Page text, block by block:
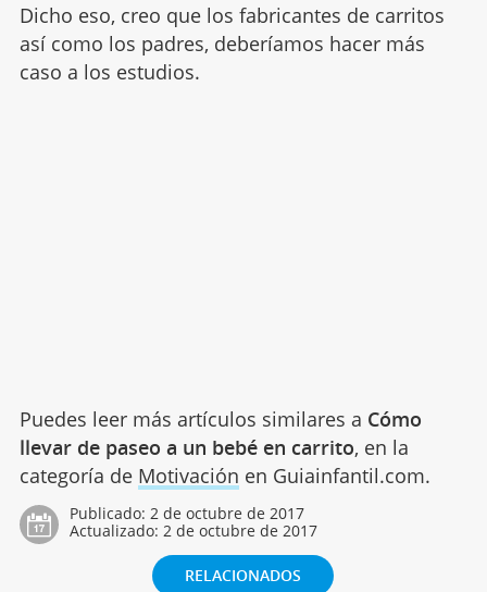
Dicho eso, creo que los fabricantes de carritos
así como los padres, deberíamos hacer más
caso a los estudios.
Puedes leer más artículos similares a Cómo
llevar de paseo a un bebé en carrito, en la
categoría de Motivación en Guiainfantil.com.
Publicado: 2 de octubre de 2017
Actualizado: 2 de octubre de 2017
RELACIONADOS